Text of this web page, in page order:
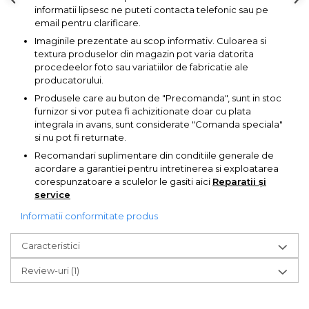
Pompa transfer lichide
Pompa Aer
Cric Manual
Ulei Hidraulic
Troliu
Palan
Dinamometric
Carucior Scule
Tester Compresie Auto
Truse reparatii anvelope
informatii lipsesc ne puteti contacta telefonic sau pe
email pentru clarificare.
Imaginile prezentate au scop informativ. Culoarea si
textura produselor din magazin pot varia datorita
procedeelor foto sau variatiilor de fabricatie ale
producatorului.
Produsele care au buton de "Precomanda", sunt in stoc
furnizor si vor putea fi achizitionate doar cu plata
integrala in avans, sunt considerate "Comanda speciala"
si nu pot fi returnate.
Recomandari suplimentare din conditiile generale de
acordare a garantiei pentru intretinerea si exploatarea
corespunzatoare a sculelor le gasiti aici Reparatii și
service
Informatii conformitate produs
Caracteristici
Review-uri (1)